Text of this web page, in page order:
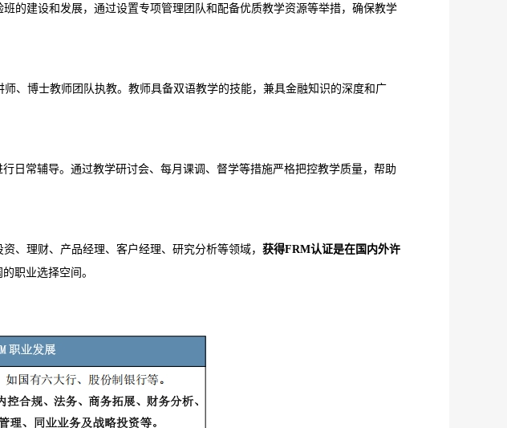
班的建设和发展，通过设置专项管理团队和配备优质教学资源等举措，确保教学
、博士教师团队执教。教师具备双语教学的技能，兼具金融知识的深度和广
日常辅导。通过教学研讨会、每月课调、督学等措施严格把控教学质量，帮助
、理财、产品经理、客户经理、研究分析等领域，获得FRM认证是在国内外许
职业选择空间。